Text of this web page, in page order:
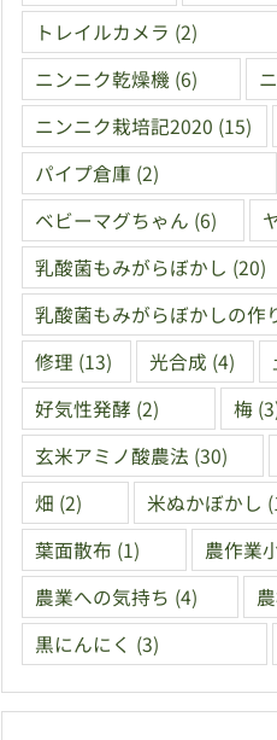
トレイルカメラ (2)
ニンニク乾燥機 (6)
ニンニク栽培記2020 (15)
パイプ倉庫 (2)
ベビーマグちゃん (6)
乳酸菌もみがらぼかし (20)
乳酸菌もみがらぼかしの作
修理 (13) 光合成 (4)
好気性発酵 (2) 梅
玄米アミノ酸農法 (30)
畑 (2) 米ぬかぼかし
葉面散布 (1) 農作業
農業への気持ち (4)
黒にんにく (3)